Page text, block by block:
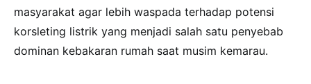
masyarakat agar lebih waspada terhadap potensi
korsleting listrik yang menjadi salah satu penyebab
dominan kebakaran rumah saat musim kemarau.